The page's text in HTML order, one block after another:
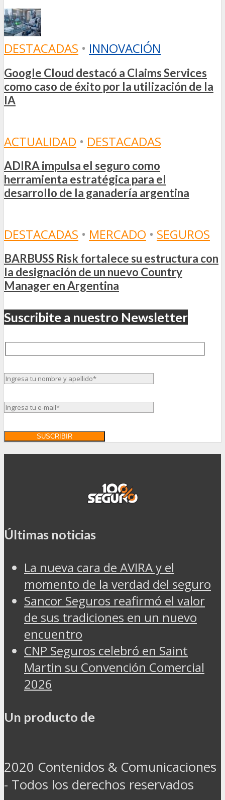
DESTACADAS • INNOVACIÓN
Google Cloud destacó a Claims Services
como caso de éxito por la utilización de la
IA
ACTUALIDAD • DESTACADAS
ADIRA impulsa el seguro como
herramienta estratégica para el
desarrollo de la ganadería argentina
DESTACADAS • MERCADO • SEGUROS
BARBUSS Risk fortalece su estructura con
la designación de un nuevo Country
Manager en Argentina
Suscribite a nuestro Newsletter
Últimas noticias
La nueva cara de AVIRA y el
momento de la verdad del seguro
Sancor Seguros reafirmó el valor
de sus tradiciones en un nuevo
encuentro
CNP Seguros celebró en Saint
Martin su Convención Comercial
2026
Un producto de
2020 Contenidos & Comunicaciones
- Todos los derechos reservados